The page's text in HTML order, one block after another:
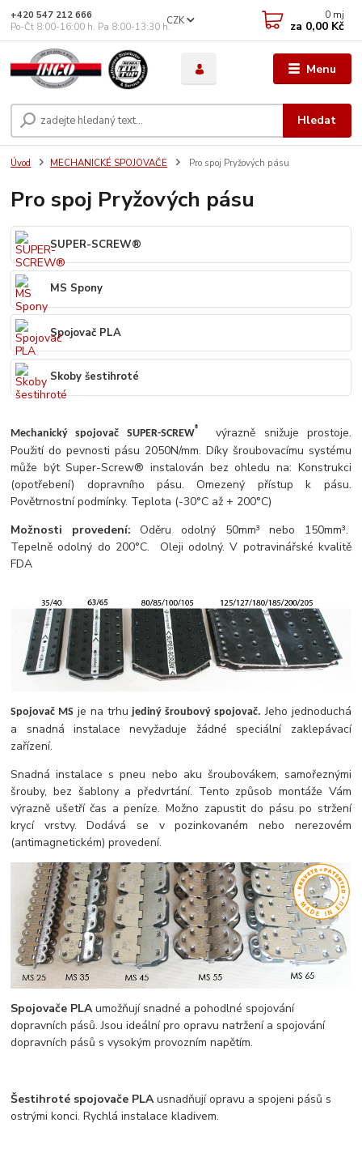
Menu
CZK
Hledat
+420 547 212 666
Po-Čt 8:00-16:00 h. Pa 8:00-13:30 h.
0 mj
za 0,00 Kč
Úvod MECHANICKÉ SPOJOVAČE Pro spoj Pryžových pásu
Pro spoj Pryžových pásu
SUPER-SCREW®
MS Spony
Spojovač PLA
Skoby šestihroté
Mechanický spojovač SUPER-SCREW®
výrazně snižuje prostoje.
Použití do pevnosti pásu 2050N/mm. Díky šroubovacímu systému
může být Super-Screw® instalován bez ohledu na: Konstrukci
(opotřebení) dopravního pásu. Omezený přístup k pásu.
Povětrnostní podmínky. Teplota (-30°C až + 200°C)
Možnosti provedení: Oděru odolný 50mm³ nebo 150mm³.
Tepelně odolný do 200°C. Oleji odolný. V potravinářské kvalitě
FDA
Spojovač MS je na trhujediný šroubový spojovač. Jeho jednoduchá
a snadná instalace nevyžaduje žádné speciální zaklepávací
zařízení.
Snadná instalace s pneu nebo aku šroubovákem, samořeznými
šrouby, bez šablony a předvrtání. Tento způsob montáže Vám
výrazně ušetří čas a peníze. Možno zapustit do pásu po stržení
krycí vrstvy. Dodává se v pozinkovaném nebo nerezovém
(antimagnetickém) provedení.
Spojovače PLAumožňují snadné a pohodlné spojování
dopravních pásů. Jsou ideální pro opravu natržení a spojování
dopravních pásů s vysokým provozním napětím.
Šestihroté spojovače PLAusnadňují opravu a spojeni pásů s
ostrými konci. Rychlá instalace kladivem.